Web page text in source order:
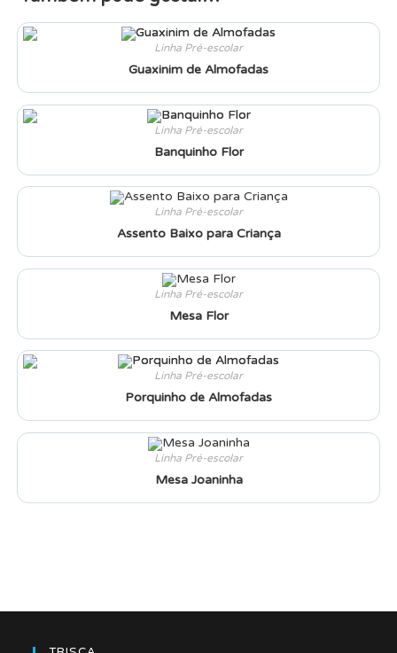
Linha Pré-escolar
Guaxinim de Almofadas
Linha Pré-escolar
Banquinho Flor
Linha Pré-escolar
Assento Baixo para Criança
Linha Pré-escolar
Mesa Flor
Linha Pré-escolar
Porquinho de Almofadas
Linha Pré-escolar
Mesa Joaninha